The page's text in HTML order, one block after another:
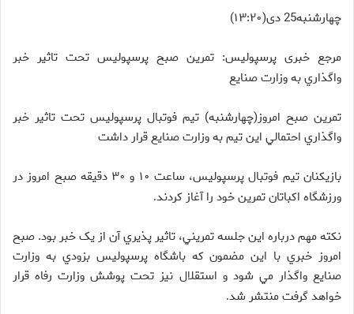
چهارشنبه25 دی(۱۳:۲۰)
مرجع خبری پرسپولیس: تمرين صبح پرسپوليس تحت تاثير خبر
واگذاري به وزارت صنايع
تمرين صبح امروز(چهارشنبه) تيم فوتبال پرسپوليس تحت تاثير خبر
واگذاري احتمالي اين تيم به وزارت صنايع قرار داشت
بازيکنان تيم فوتبال پرسپوليس، ساعت ۱۰ و ۳۰ دقيقه صبح امروز در
ورزشگاه اکباتان تمرين خود را آغاز کردند.
نکته مهم درباره اين جلسه تمريني، تاثير پذيري آن از يک خبر بود. صبح
امروز خبري با اين مضمون که باشگاه پرسپوليس بزودي به وزارت
صنايع واگذار مي شود و استقلال نيز تحت پوشش وزارت رفاه قرار
خواهد گرفت منتشر شد.